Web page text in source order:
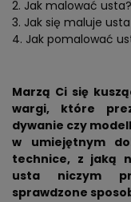
Jak malować
Jak się maluje
Jak pomalować
Marzą Ci się
wargi, które
dywanie czy
w umiejętnym
technice, z jaką
usta niczym
sprawdzone